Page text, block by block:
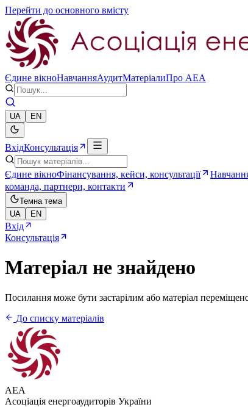
Перейти до основного вмісту
Єдине вікноНавчанняАудитМатеріалиПро AEA
UA EN
ВхідКонсультація
Єдине вікноФінансування, кейси, консультації
команда, партнери, контакти
Темна тема
UA
EN
Вхід
Консультація
Матеріал не знайдено
Посилання може бути застарілим або матеріал
До списку матеріалів
AEA
Асоціація енергоаудиторів України